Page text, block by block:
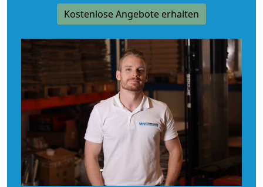
Kostenlose Angebote erhalten